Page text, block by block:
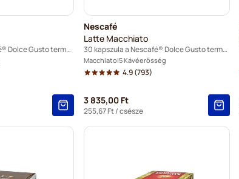
30 kapszula a Nescafé® Dolce Gusto termékhez
Nescafé
Latte Macchiato
30 kapszula a Nescafé® Dolce Gusto termékhez
Macchiato 5 Kávéerősség
4.9(793)
3 835,00 Ft
255,67 Ft/ csésze